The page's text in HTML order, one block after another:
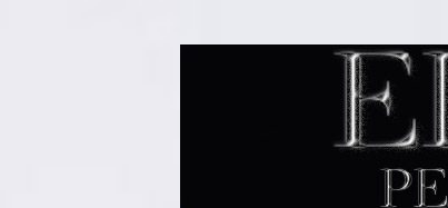
EL
Periodismo Inteligente